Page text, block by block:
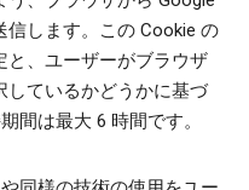
します。この Cookie の
と、ユーザーがブラウザ
しているかどうかに基づ
間は最大 6 時間です。